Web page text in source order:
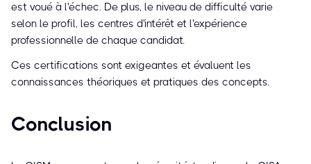
est voué à l'échec. De plus, le niveau de difficulté varie
selon le profil, les centres d'intérêt et l'expérience
professionnelle de chaque candidat.
Ces certifications sont exigeantes et évaluent les
connaissances théoriques et pratiques des concepts.
Conclusion